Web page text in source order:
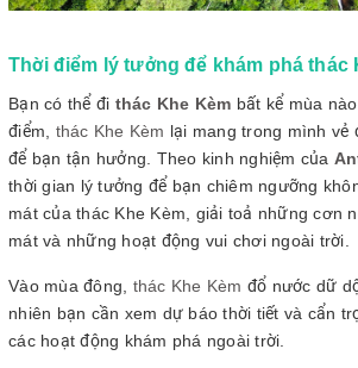
Thời điểm lý tưởng để khám phá thác
Bạn có thể đi thác Khe Kèm bất kể mùa
điểm, thác Khe Kèm lại mang trong mình vẻ
để bạn tận hưởng. Theo kinh nghiệm của
thời gian lý tưởng để bạn chiêm ngưỡng
mát của thác Khe Kèm, giải toả những cơn
mát và những hoạt động vui chơi ngoài trời.
Vào mùa đông, thác Khe Kèm đổ nước dữ
nhiên bạn cần xem dự báo thời tiết và cẩn
các hoạt động khám phá ngoài trời.